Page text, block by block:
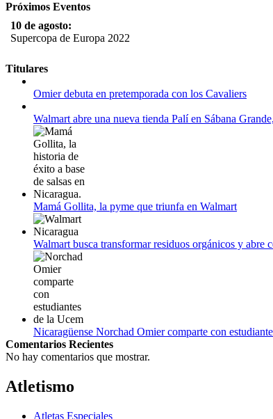
Próximos Eventos
10 de agosto:
Supercopa de Europa 2022
11 al 21 de agosto:
Campeonato Europeo de Natación 2022
12 de agosto:
Empieza La Liga 2022-2023
Titulares
Omier debuta en pretemporada con los Cavaliers
Walmart abre una nueva tienda Palí en Sábana
Mamá Gollita, la pyme que triunfa en Walmart
Walmart busca transformar residuos orgánicos y abre
Nicaragüense Norchad Omier comparte con
Comentarios Recientes
No hay comentarios que mostrar.
Atletismo
Atletas Especiales